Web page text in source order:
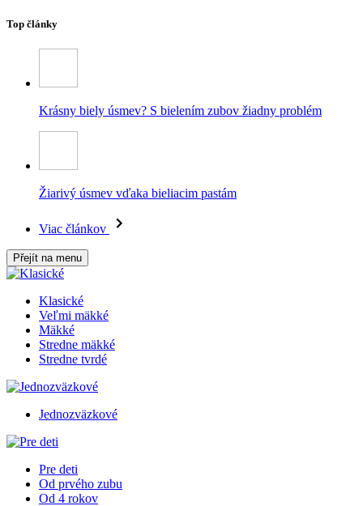
Top články
Krásny biely úsmev? S bielením zubov žiadny problém
Žiarivý úsmev vďaka bieliacim pastám
Viac článkov
Přejít na menu
Klasické
Veľmi mäkké
Mäkké
Stredne mäkké
Stredne tvrdé
Jednozväzkové
Pre deti
Od prvého zubu
Od 4 rokov